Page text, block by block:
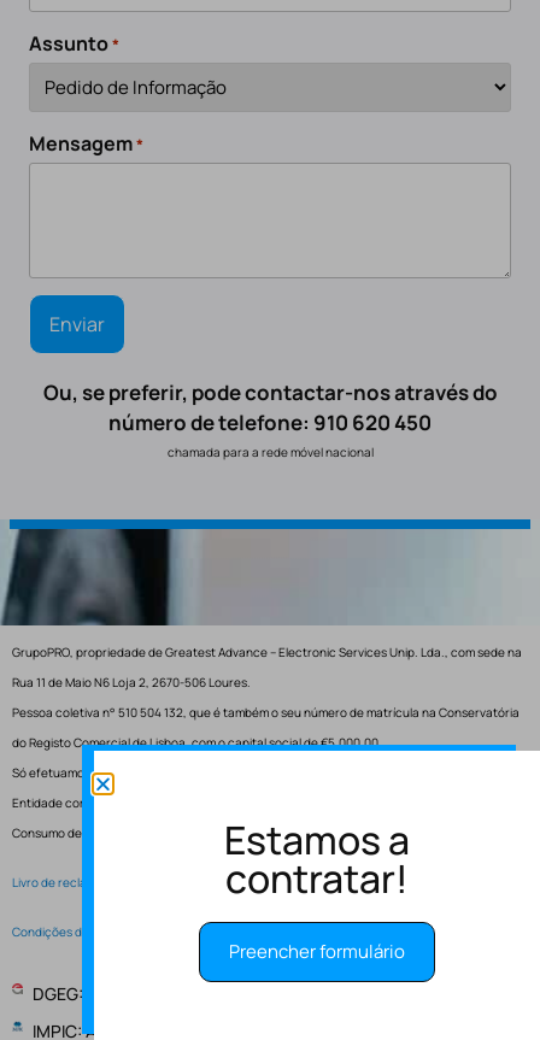
Assunto*
Mensagem*
Ou, se preferir, pode contactar-nos através do
número de telefone: 910 620 450
chamada para a rede móvel nacional
GrupoPRO, propriedade de Greatest Advance – Electronic Services Unip. Lda., com sede na
Rua 11 de Maio N6 Loja 2, 2670-506 Loures.
Pessoa coletiva n° 510 504 132, que é também o seu número de matrícula na Conservatória
do Registo Comercial de Lisboa, com o capital social de €5.000,00.
Só efetuamos entregas em Portugal.
Entidade competente para resolução de conflitos – Centro de Arbitragem de Conflitos de
Consumo de Lisboa.
Livro de reclamações electrónico
Condições de Serviço
DGEG: Entidade Instaladora EI-2997
IMPIC: Alvará de obras publicas 148147 - PUB
Estamos a
contratar!
Preencher formulário